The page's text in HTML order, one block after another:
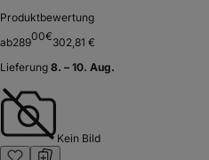
Produktbewertung
ab28900€302,81 €
Lieferung 8. – 10. Aug.
Kein Bild